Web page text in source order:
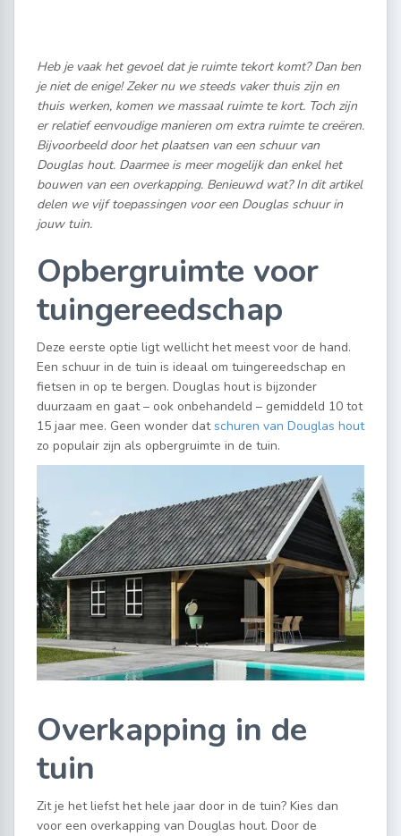
Heb je vaak het gevoel dat je ruimte tekort komt? Dan ben
je niet de enige! Zeker nu we steeds vaker thuis zijn en
thuis werken, komen we massaal ruimte te kort. Toch zijn
er relatief eenvoudige manieren om extra ruimte te creëren.
Bijvoorbeeld door het plaatsen van een schuur van
Douglas hout. Daarmee is meer mogelijk dan enkel het
bouwen van een overkapping. Benieuwd wat? In dit artikel
delen we vijf toepassingen voor een Douglas schuur in
jouw tuin.
Opbergruimte voor
tuingereedschap
Deze eerste optie ligt wellicht het meest voor de hand.
Een schuur in de tuin is ideaal om tuingereedschap en
fietsen in op te bergen. Douglas hout is bijzonder
duurzaam en gaat – ook onbehandeld – gemiddeld 10 tot
15 jaar mee. Geen wonder datschuren van Douglas hout
zo populair zijn als opbergruimte in de tuin.
Overkapping in de
tuin
Zit je het liefst het hele jaar door in de tuin? Kies dan
voor een overkapping van Douglas hout. Door de